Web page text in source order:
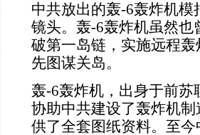
中共放出的轰-6轰炸机
镜头。轰-6轰炸机虽然
破第一岛链，实施远程
先图谋关岛。
轰-6轰炸机，出身于前苏
协助中共建设了轰炸机
供了全套图纸资料。至